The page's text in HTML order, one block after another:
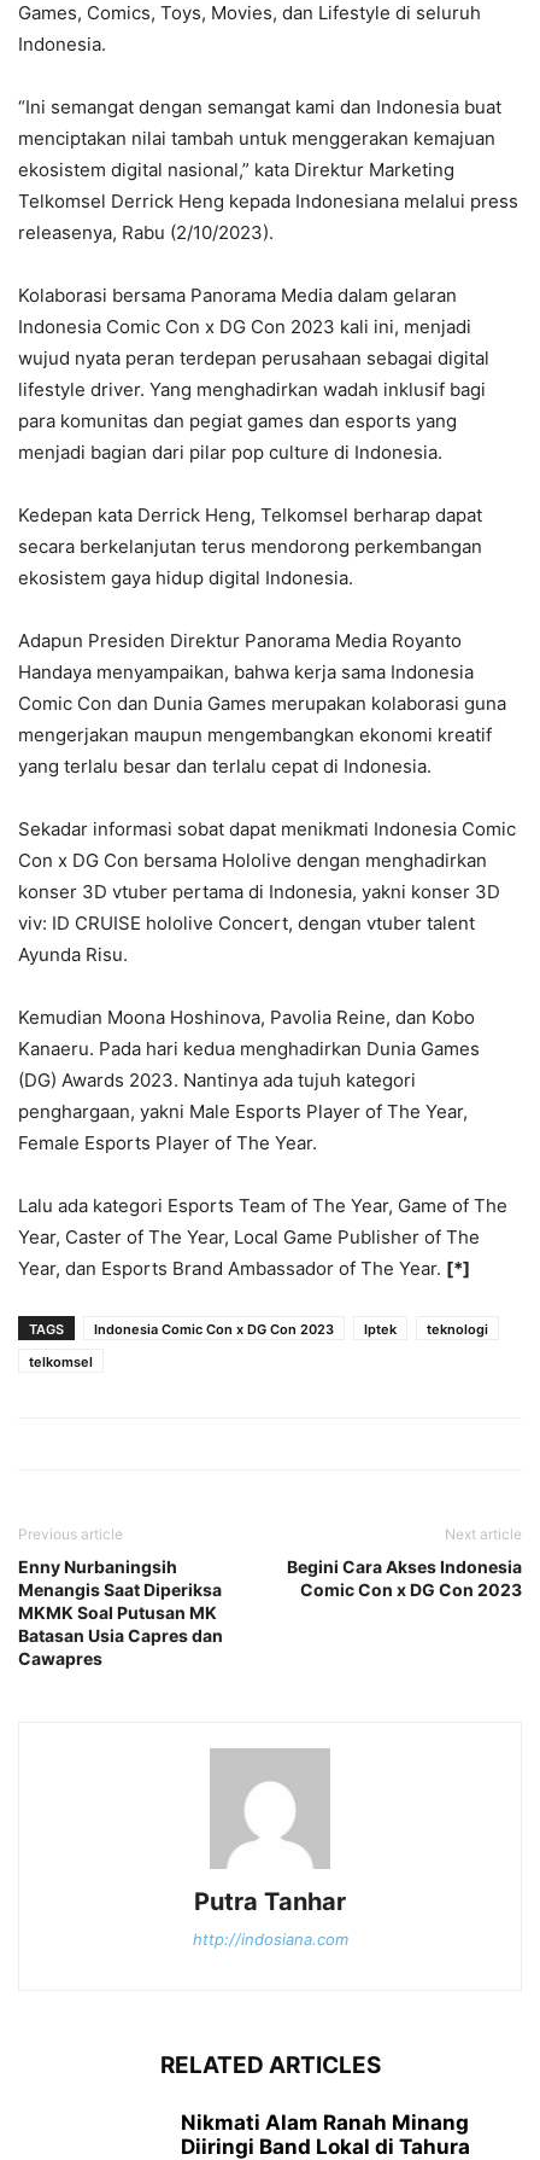
Games, Comics, Toys, Movies, dan Lifestyle di seluruh
Indonesia.
“Ini semangat dengan semangat kami dan Indonesia buat
menciptakan nilai tambah untuk menggerakan kemajuan
ekosistem digital nasional,” kata Direktur Marketing
Telkomsel Derrick Heng kepada Indonesiana melalui press
releasenya, Rabu (2/10/2023).
Kolaborasi bersama Panorama Media dalam gelaran
Indonesia Comic Con x DG Con 2023 kali ini, menjadi
wujud nyata peran terdepan perusahaan sebagai digital
lifestyle driver. Yang menghadirkan wadah inklusif bagi
para komunitas dan pegiat games dan esports yang
menjadi bagian dari pilar pop culture di Indonesia.
Kedepan kata Derrick Heng, Telkomsel berharap dapat
secara berkelanjutan terus mendorong perkembangan
ekosistem gaya hidup digital Indonesia.
Adapun Presiden Direktur Panorama Media Royanto
Handaya menyampaikan, bahwa kerja sama Indonesia
Comic Con dan Dunia Games merupakan kolaborasi guna
mengerjakan maupun mengembangkan ekonomi kreatif
yang terlalu besar dan terlalu cepat di Indonesia.
Sekadar informasi sobat dapat menikmati Indonesia Comic
Con x DG Con bersama Hololive dengan menghadirkan
konser 3D vtuber pertama di Indonesia, yakni konser 3D
viv: ID CRUISE hololive Concert, dengan vtuber talent
Ayunda Risu.
Kemudian Moona Hoshinova, Pavolia Reine, dan Kobo
Kanaeru. Pada hari kedua menghadirkan Dunia Games
(DG) Awards 2023. Nantinya ada tujuh kategori
penghargaan, yakni Male Esports Player of The Year,
Female Esports Player of The Year.
Lalu ada kategori Esports Team of The Year, Game of The
Year, Caster of The Year, Local Game Publisher of The
Year, dan Esports Brand Ambassador of The Year. [*]
TAGS Indonesia Comic Con x DG Con 2023 Iptek
teknologi
telkomsel
Previous article
Enny Nurbaningsih
Menangis Saat Diperiksa
MKMK Soal Putusan MK
Batasan Usia Capres dan
Cawapres
Next article
Begini Cara Akses Indonesia
Comic Con x DG Con 2023
Putra Tanhar
http://indosiana.com
RELATED ARTICLES
Nikmati Alam Ranah Minang
Diiringi Band Lokal di Tahura